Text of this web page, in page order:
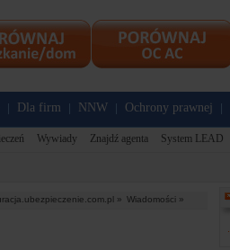
Dla firm NNW Ochrony prawnej
Wywiady Znajdź agenta System LEAD
» Wiadomości »